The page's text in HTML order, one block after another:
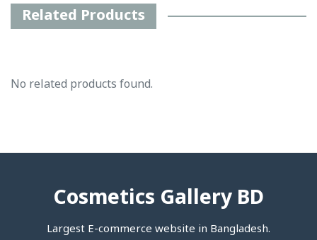
Related Products
No related products found.
Cosmetics Gallery BD
Largest E-commerce website in Bangladesh.